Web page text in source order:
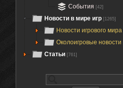
События [42]
Новости в мире игр [1265]
Новости игрового мира
Околоигровые новости
Статьи [761]